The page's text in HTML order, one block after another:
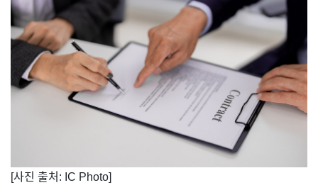
​[사진 출처: IC Photo]